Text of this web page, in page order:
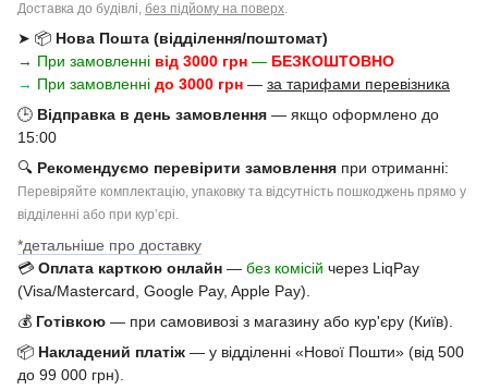
Доставка до будівлі, без підйому на поверх.
➤ 📦 Нова Пошта (відділення/поштомат)
→ При замовленні від 3000 грн — БЕЗКОШТОВНО
→ При замовленні до 3000 грн — за тарифами перевізника
🕒 Відправка в день замовлення — якщо оформлено до
15:00
🔍 Рекомендуємо перевірити замовлення при отриманні:
Перевіряйте комплектацію, упаковку та відсутність пошкоджень прямо у
відділенні або при курʼєрі.
*детальніше про доставку
💳 Оплата карткою онлайн — без комісій через LiqPay
(Visa/Mastercard, Google Pay, Apple Pay).
💰 Готівкою — при самовивозі з магазину або кур'єру (Київ).
📦 Накладений платіж — у відділенні «Нової Пошти» (від 500
до 99 000 грн).